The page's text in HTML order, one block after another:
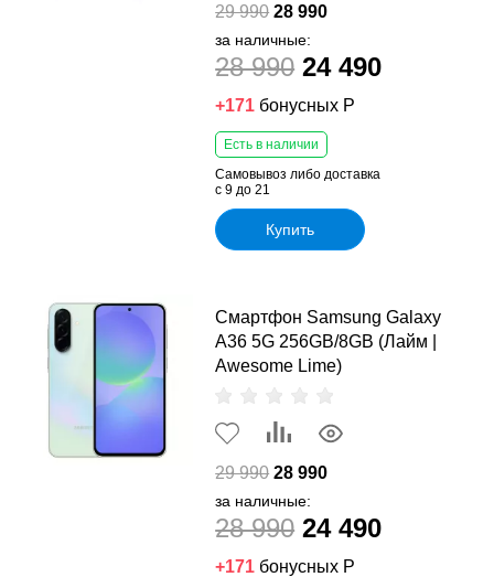
29 990 28 990
за наличные:
28 990 24 490
+171 бонусных Р
Есть в наличии
Самовывоз либо доставка
с 9 до 21
Купить
Смартфон Samsung Galaxy
A36 5G 256GB/8GB (Лайм |
Awesome Lime)
29 990 28 990
за наличные:
28 990 24 490
+171 бонусных Р